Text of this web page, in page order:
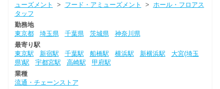
ューズメント
> フード・アミューズメント > ホール・フロアス
タッフ
勤務地
東京都
埼玉県 千葉県 茨城県
神奈川県
最寄り駅
東京駅
新宿駅 千葉駅 船橋駅 横浜駅 新横浜駅
大宮(埼玉
県)駅
宇都宮駅 高崎駅
甲府駅
業種
流通・チェーンストア